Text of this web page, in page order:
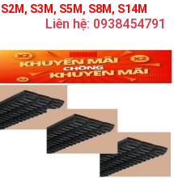
S2M, S3M, S5M, S8M, S14M
Liên hệ: 0938454791